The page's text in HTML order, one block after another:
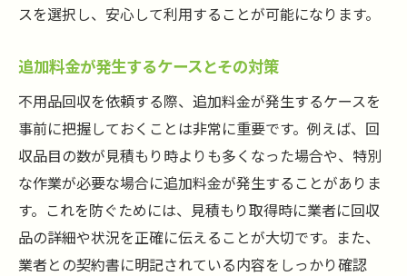
スを選択し、安心して利用することが可能になります。
追加料金が発生するケースとその対策
不用品回収を依頼する際、追加料金が発生するケースを
事前に把握しておくことは非常に重要です。例えば、回
収品目の数が見積もり時よりも多くなった場合や、特別
な作業が必要な場合に追加料金が発生することがありま
す。これを防ぐためには、見積もり取得時に業者に回収
品の詳細や状況を正確に伝えることが大切です。また、
業者との契約書に明記されている内容をしっかり確認